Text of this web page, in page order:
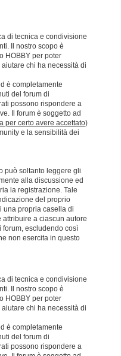
di tecnica e condivisione
Il nostro scopo è
HOBBY per poter
chi ha necessità di
è completamente
del forum di
possono rispondere a
Il forum è soggetto ad
per certo avere accettato)
e la sensibilità dei
può soltanto leggere gli
alla discussione ed
la registrazione. Tale
del proprio
una propria casella di
a ciascun autore
forum, escludendo così
non esercita in questo
di tecnica e condivisione
Il nostro scopo è
HOBBY per poter
chi ha necessità di
è completamente
del forum di
possono rispondere a